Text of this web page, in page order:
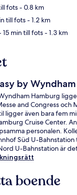
fots- 0.8 km
till fots- 1.2 km
15 min till fots- 1.3 km
by
Hamburg
and Congress och
ligger även bara fem
Cruise Center.
personalen.
Süd U-
U-Bahnstation är
boende